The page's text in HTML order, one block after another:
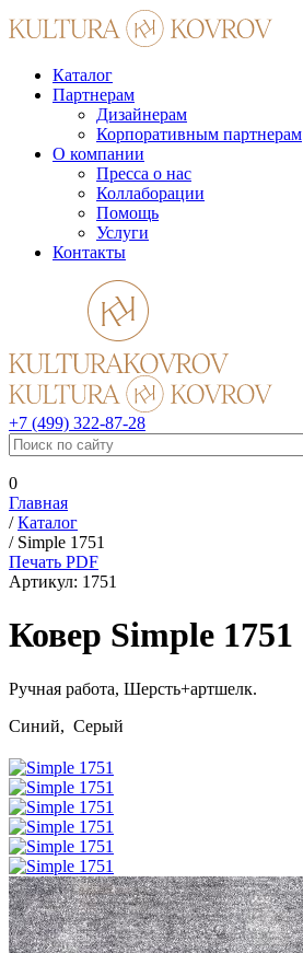
Каталог
Партнерам
Дизайнерам
Корпоративным партнерам
О компании
Пресса о нас
Коллаборации
Помощь
Услуги
Контакты
+7 (499) 322-87-28
0
Главная
/Каталог
/ Simple 1751
Печать PDF
Артикул: 1751
Ковер Simple 1751
Ручная работа, Шерсть+артшелк.
Синий, Серый